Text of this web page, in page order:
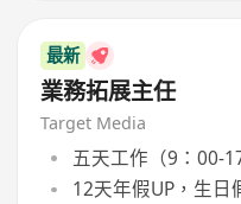
最新
業務拓展主任
Target Media
五天工作（9：00-
12天年假UP，生日